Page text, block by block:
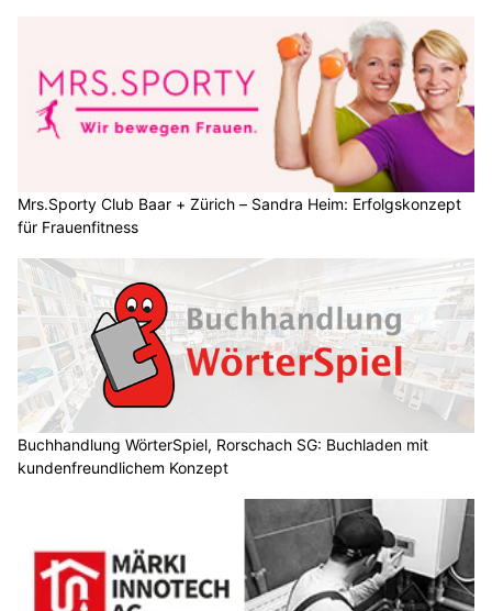
Mrs.Sporty Club Baar + Zürich – Sandra Heim: Erfolgskonzept
für Frauenfitness
Buchhandlung WörterSpiel, Rorschach SG: Buchladen mit
kundenfreundlichem Konzept